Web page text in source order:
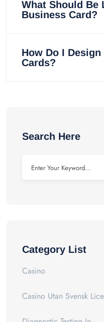
What Should Be
Business Card?
How Do I
Cards?
Search Here
Category List
Casino
Casino Utan Svensk